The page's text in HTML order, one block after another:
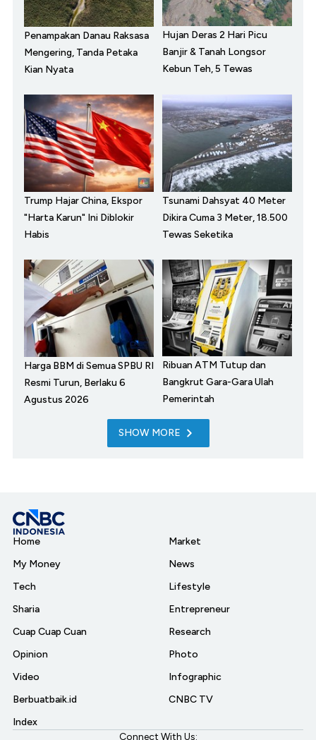
Penampakan Danau Raksasa
Mengering, Tanda Petaka
Kian Nyata
Hujan Deras 2 Hari Picu
Banjir & Tanah Longsor
Kebun Teh, 5 Tewas
Trump Hajar China, Ekspor
"Harta Karun" Ini Diblokir
Habis
Tsunami Dahsyat 40 Meter
Dikira Cuma 3 Meter, 18.500
Tewas Seketika
Harga BBM di Semua SPBU RI
Resmi Turun, Berlaku 6
Agustus 2026
Ribuan ATM Tutup dan
Bangkrut Gara-Gara Ulah
Pemerintah
SHOW MORE
Home
My Money
Tech
Sharia
Cuap Cuap Cuan
Opinion
Video
Berbuatbaik.id
Index
Market
News
Lifestyle
Entrepreneur
Research
Photo
Infographic
CNBC TV
Connect With Us: